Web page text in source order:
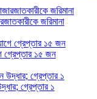
জরিমানা
গ্রেপ্তার ১৫ জন
গ্রেপ্তার ১